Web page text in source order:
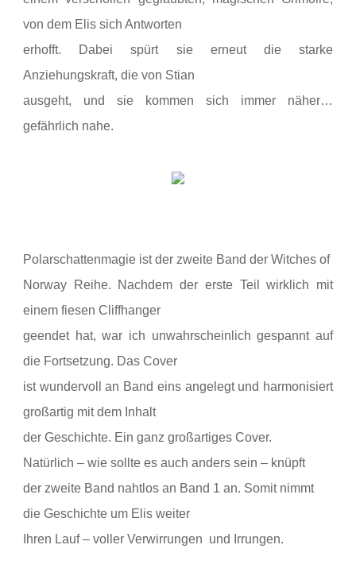
von dem Elis sich Antworten
erhofft. Dabei spürt sie erneut die starke
Anziehungskraft, die von Stian
ausgeht, und sie kommen sich immer näher…
gefährlich nahe.
Polarschattenmagie ist der zweite Band der Witches of
Norway Reihe. Nachdem der erste Teil wirklich mit
einem fiesen Cliffhanger
geendet hat, war ich unwahrscheinlich gespannt auf
die Fortsetzung. Das Cover
ist wundervoll an Band eins angelegt und harmonisiert
großartig mit dem Inhalt
der Geschichte. Ein ganz großartiges Cover.
Natürlich – wie sollte es auch anders sein – knüpft
der zweite Band nahtlos an Band 1 an. Somit nimmt
die Geschichte um Elis weiter
Ihren Lauf – voller Verwirrungen und Irrungen.